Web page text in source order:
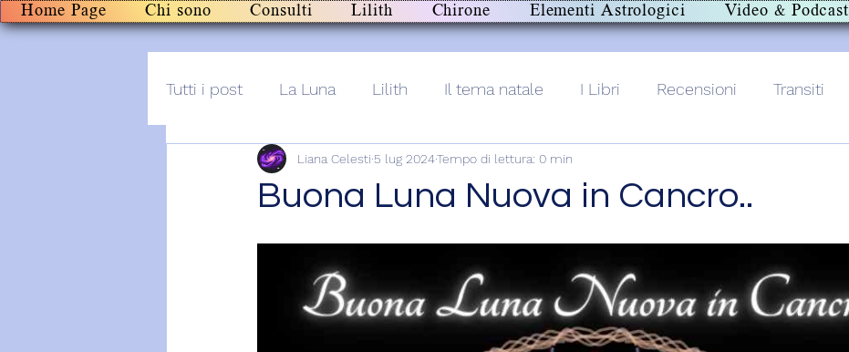
Home Page Chi sono Consulti Lilith Chirone Elementi Astrologici Video & Podcast
Tutti i post La Luna Lilith Il tema natale I Libri Recensioni Transiti
Post+audio Lilith+
Buona Luna Nuova in Cancro..
Liana Celesti 5 lug 2024Tempo di lettura: 0 min